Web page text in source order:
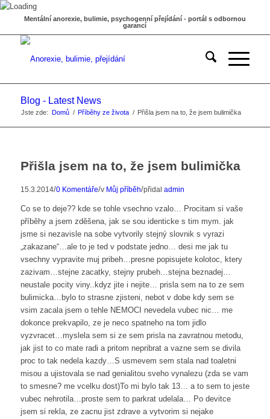
Mentální anorexie, bulimie, psychogenní přejídání - portál s odbornou
garancí
Blog - Latest News
Jste zde: Domů / Příběhy ze života / Přišla jsem na to, že jsem bulimička
Přišla jsem na to, že jsem bulimička
15.3.2014/0 Komentáře/v Můj příběh/přidal admin
Co se to deje?? kde se tohle vsechno vzalo… Procitam si vaše
příběhy a jsem zděšena, jak se sou identicke s tim mym. jak
jsme si nezavisle na sobe vytvorily stejný slovnik s vyrazi
„zakazane“…ale to je ted v podstate jedno… desi me jak tu
vsechny vypravite muj pribeh…presne popisujete kolotoc, ktery
zazivam…stejne zacatky, stejny prubeh…stejna beznadej…
neustale pocity viny..kdyz jite i nejite… prisla sem na to ze sem
bulimicka…bylo to strasne zjisteni, nebot v dobe kdy sem se
vsim zacala jsem o tehle NEMOCI nevedela vubec nic… me
dokonce prekvapilo, ze je neco spatneho na tom jidlo
vyzvracet…myslela sem si ze sem prisla na zavratnou metodu,
jak jist to co mate radi a pritom nepribrat a vazne sem se divila
proc to tak nedela kazdy…S usmevem sem stala nad toaletni
misou a ujistovala se nad genialitou sveho vynalezu (zda se vam
to smesne? me vcelku dost)To mi bylo tak 13… a to sem to jeste
vubec nehrotila…proste sem to parkrat udelala… Po devitce
jsem si rekla, ze zacnu jist zdrave a vytvorim si nejake